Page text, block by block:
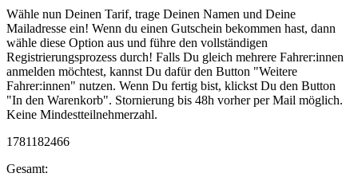
Wähle nun Deinen Tarif, trage Deinen Namen und Deine
Mailadresse ein! Wenn du einen Gutschein bekommen hast, dann
wähle diese Option aus und führe den vollständigen
Registrierungsprozess durch! Falls Du gleich mehrere Fahrer:innen
anmelden möchtest, kannst Du dafür den Button "Weitere
Fahrer:innen" nutzen. Wenn Du fertig bist, klickst Du den Button
"In den Warenkorb". Stornierung bis 48h vorher per Mail möglich.
Keine Mindestteilnehmerzahl.
1781182466
Gesamt: